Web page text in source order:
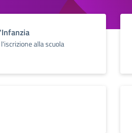
alla scuola